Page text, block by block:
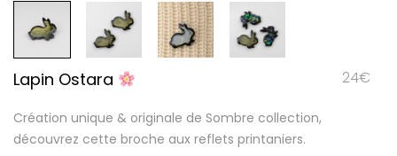
Lapin Ostara 24€
Création unique & originale de Sombre collection,
découvrez cette broche aux reflets printaniers.